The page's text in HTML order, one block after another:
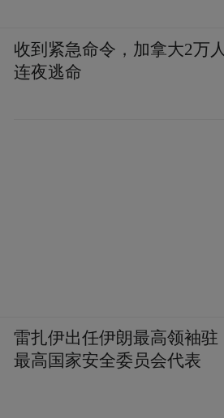
收到紧急命令，加拿大2万人
连夜逃命
雷扎伊出任伊朗最高领袖驻
最高国家安全委员会代表